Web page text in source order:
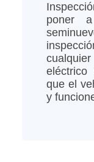
poner
eléctrico
que el
y